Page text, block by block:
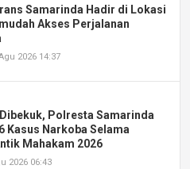
Samarinda Hadir di Lokasi
Akses Perjalanan
2026 14:37
Polresta Samarinda
Kasus Narkoba Selama
Mahakam 2026
2026 06:43